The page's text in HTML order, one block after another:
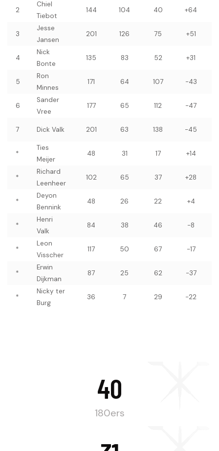
2
Chiel
Tiebot
144 104 40 +64
3
Jesse
Jansen
201 126 75 +51
4
Nick
Bonte
135 83 52 +31
5
Ron
Minnes
171 64 107 -43
6
Sander
Vree
177 65 112 -47
7 Dick Valk 201 63 138 -45
*
Ties
Meijer
48 31 17 +14
*
Richard
Leenheer
102 65 37 +28
*
Deyon
Bennink
48 26 22 +4
*
Henri
Valk
84 38 46 -8
*
Leon
Visscher
117 50 67 -17
*
Erwin
Dijkman
87 25 62 -37
*
Nicky ter
Burg
36 7 29 -22
40
180ers